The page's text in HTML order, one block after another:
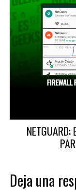
NETGUARD:
Deja una